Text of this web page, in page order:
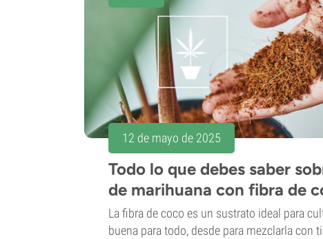
12 de mayo de 2025
Todo lo que debes saber
de marihuana con fibra de
La fibra de coco es un sustrato ideal para
buena para todo, desde para mezclarla con